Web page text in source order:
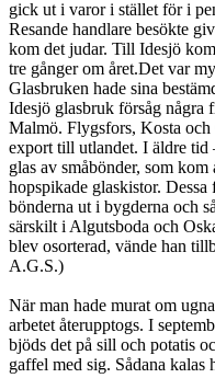
gick ut i varor i stället för i
Resande handlare besökte
kom det judar. Till Idesjö
tre gånger om året.Det var
Glasbruken hade sina
Idesjö glasbruk försåg
Malmö. Flygsfors, Kosta och
export till utlandet. I äldre
glas av småbönder, som
hopspikade glaskistor.
bönderna ut i bygderna och
särskilt i Algutsboda och
blev osorterad, vände han
A.G.S.)
När man hade murat om
arbetet återupptogs. I
bjöds det på sill och potatis
gaffel med sig. Sådana